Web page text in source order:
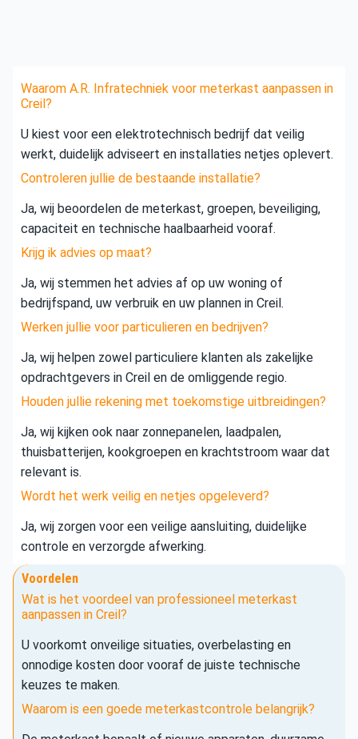
Waarom A.R. Infratechniek voor meterkast aanpassen in
Creil?
U kiest voor een elektrotechnisch bedrijf dat veilig
werkt, duidelijk adviseert en installaties netjes oplevert.
Controleren jullie de bestaande installatie?
Ja, wij beoordelen de meterkast, groepen, beveiliging,
capaciteit en technische haalbaarheid vooraf.
Krijg ik advies op maat?
Ja, wij stemmen het advies af op uw woning of
bedrijfspand, uw verbruik en uw plannen in Creil.
Werken jullie voor particulieren en bedrijven?
Ja, wij helpen zowel particuliere klanten als zakelijke
opdrachtgevers in Creil en de omliggende regio.
Houden jullie rekening met toekomstige uitbreidingen?
Ja, wij kijken ook naar zonnepanelen, laadpalen,
thuisbatterijen, kookgroepen en krachtstroom waar dat
relevant is.
Wordt het werk veilig en netjes opgeleverd?
Ja, wij zorgen voor een veilige aansluiting, duidelijke
controle en verzorgde afwerking.
Voordelen
Wat is het voordeel van professioneel meterkast
aanpassen in Creil?
U voorkomt onveilige situaties, overbelasting en
onnodige kosten door vooraf de juiste technische
keuzes te maken.
Waarom is een goede meterkastcontrole belangrijk?